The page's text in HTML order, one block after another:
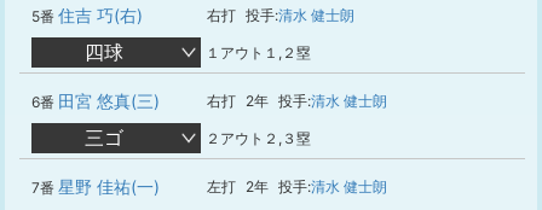
5番 住吉 巧(右) 右打 投手:清水 健士朗
四球 １アウト１,２塁
6番 田宮 悠真(三) 右打 2年 投手:清水 健士朗
三ゴ ２アウト２,３塁
7番 星野 佳祐(一) 左打 2年 投手:清水 健士朗